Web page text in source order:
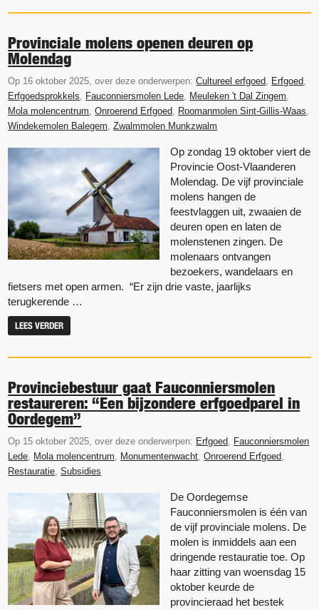
Provinciale molens openen deuren op
Molendag
Op 16 oktober 2025, over deze onderwerpen:Cultureel erfgoed Erfgoed
Erfgoedsprokkels
Fauconniersmolen Lede Meuleken 't Dal Zingem
Mola molencentrum ,Onroerend Erfgoed Roomanmolen Sint-Gillis-Waas
Windekemolen Balegem ,Zwalmmolen Munkzwalm
Op zondag 19 oktober viert de
Provincie Oost-Vlaanderen
Molendag. De vijf provinciale
molens hangen de
feestvlaggen uit, zwaaien de
deuren open en laten de
molenstenen zingen. De
molenaars ontvangen
bezoekers, wandelaars en
fietsers met open armen. “Er zijn drie vaste, jaarlijks
terugkerende …
LEES VERDER
Provinciebestuur gaat Fauconniersmolen
restaureren: “Een bijzondere erfgoedparel in
Oordegem”
Op 15 oktober 2025, over deze onderwerpen: Erfgoed
Fauconniersmolen
Lede
Mola molencentrum Monumentenwacht ,Onroerend Erfgoed
Restauratie ,Subsidies
De Oordegemse
Fauconniersmolen is één van
de vijf provinciale molens. De
molen is inmiddels aan een
dringende restauratie toe. Op
haar zitting van woensdag 15
oktober keurde de
provincieraad het bestek